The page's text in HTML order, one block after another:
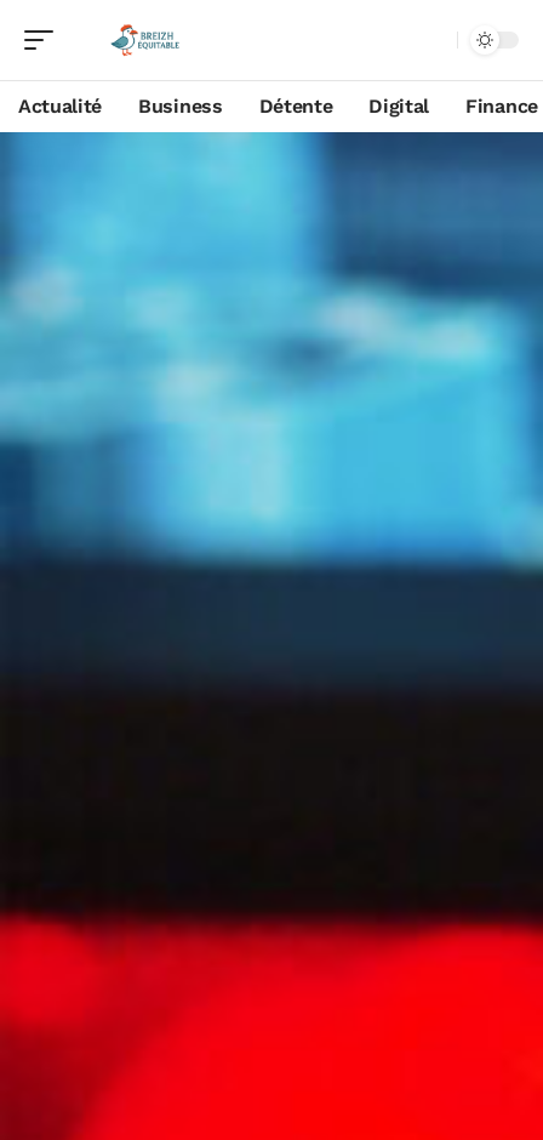
Actualité Business Détente Digital Finance